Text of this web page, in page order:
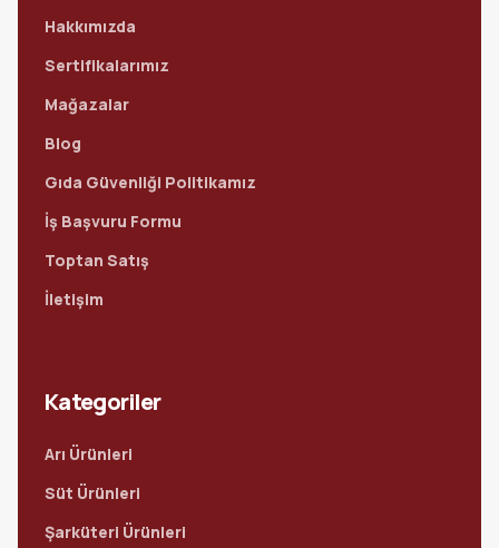
Hakkımızda
Sertifikalarımız
Mağazalar
Blog
Gıda Güvenliği Politikamız
İş Başvuru Formu
Toptan Satış
İletişim
Kategoriler
Arı Ürünleri
Süt Ürünleri
Şarküteri Ürünleri